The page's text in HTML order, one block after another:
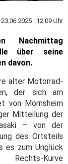
12:09 Uhr
Nachmittag
über seine
davon.
alter Motorrad-
der sich am
von Mörnsheim
Mitteilung der
– von der
des Ortsteils
es zum Unglück
Kurve